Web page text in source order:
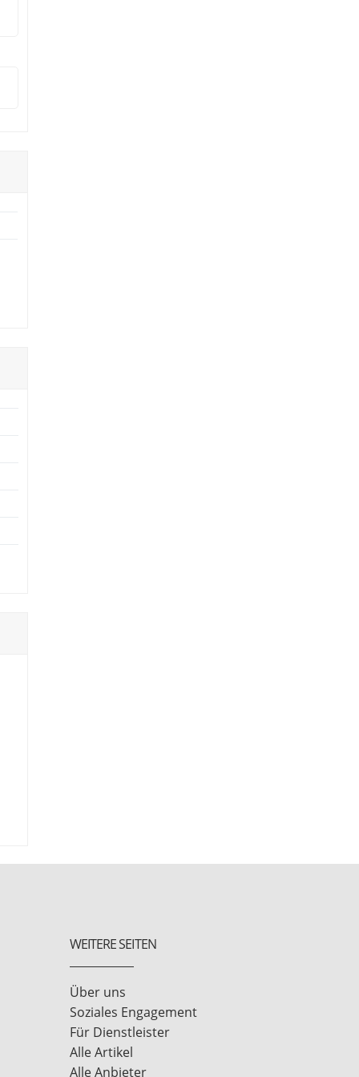
WEITERE SEITEN
Über uns
Soziales Engagement
Für Dienstleister
Alle Artikel
Alle Anbieter